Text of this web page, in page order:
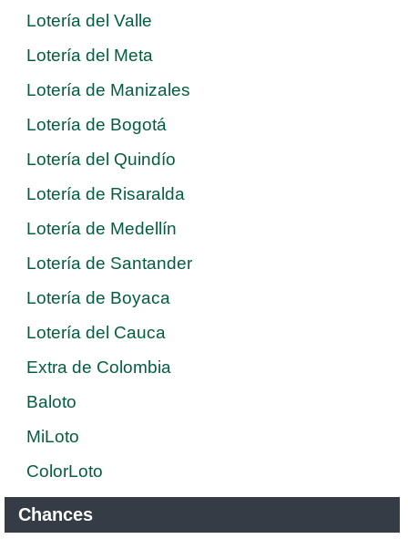
Lotería del Valle
Lotería del Meta
Lotería de Manizales
Lotería de Bogotá
Lotería del Quindío
Lotería de Risaralda
Lotería de Medellín
Lotería de Santander
Lotería de Boyaca
Lotería del Cauca
Extra de Colombia
Baloto
MiLoto
ColorLoto
Chances